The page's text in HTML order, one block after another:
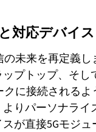
対応デバイス
未来を再定義
プトップ、そ
クに接続される
りパーソナラ
が直接5Gモジ